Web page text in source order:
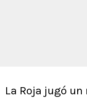
La Roja jugó